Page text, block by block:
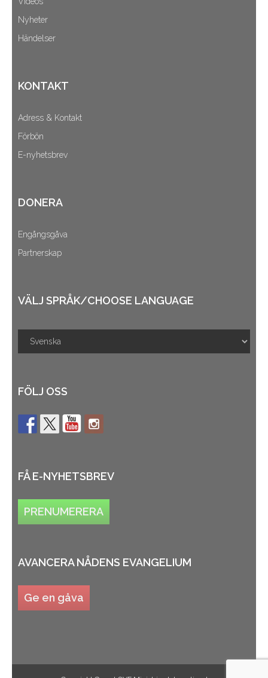
Nyheter
Händelser
KONTAKT
Adress & Kontakt
Förbön
E-nyhetsbrev
DONERA
Engångsgåva
Partnerskap
VÄLJ SPRÅK/CHOOSE LANGUAGE
FÖLJ OSS
FÅ E-NYHETSBREV
PRENUMERERA
AVANCERA NÅDENS EVANGELIUM
Ge en gåva